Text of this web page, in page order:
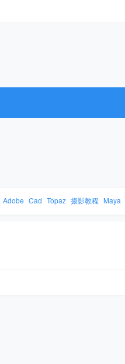
Adobe Cad Topaz 摄影教程 Maya